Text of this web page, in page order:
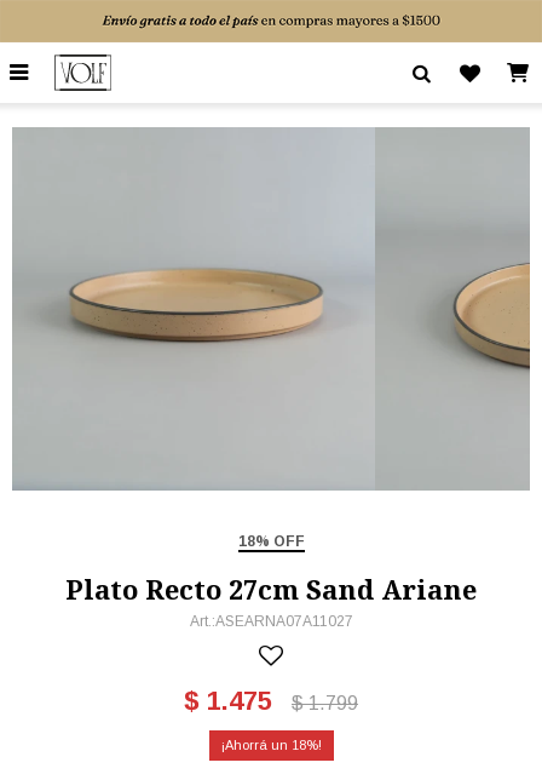

18% OFF
Plato Recto 27cm Sand Ariane
ASEARNA07A11027
$ 1.475 $ 1.799
18